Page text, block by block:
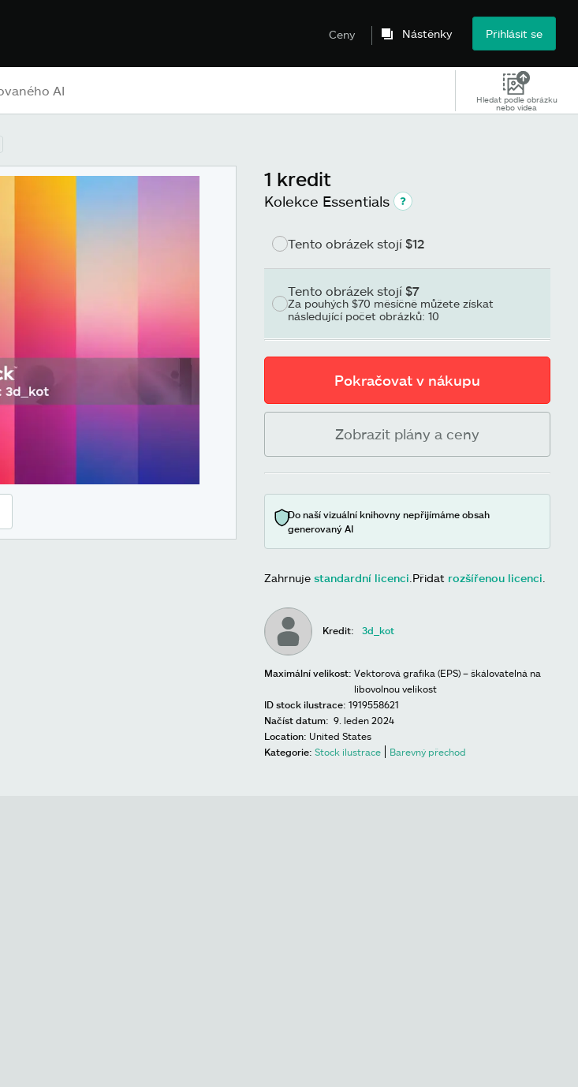
Ceny Nástěnky Přihlásit se
Hledat podle obrázku
nebo videa
1 kredit
Kolekce Essentials
Tento obrázek stojí $12
Tento obrázek stojí $7
Za pouhých $70 měsíčně můžete získat
následující počet obrázků: 10
Pokračovat v nákupu
Zobrazit plány a ceny
Do naší vizuální knihovny nepřijímáme obsah
generovaný AI
Zahrnuje standardní licenci Přidat rozšířenou licenci
Kredit: 3d_kot
Maximální velikost: Vektorová grafika (EPS) – škálovatelná na
libovolnou velikost
ID stock ilustrace: 1919558621
Načíst datum: 9. leden 2024
Location: United States
Kategorie: Stock ilustrace Barevný přechod